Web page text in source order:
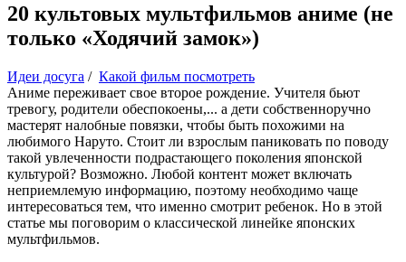
20 культовых мультфильмов аниме (не
только «Ходячий замок»)
Идеи досуга / Какой фильм посмотреть
Аниме переживает свое второе рождение. Учителя бьют
тревогу, родители обеспокоены,... а дети собственноручно
мастерят налобные повязки, чтобы быть похожими на
любимого Наруто. Стоит ли взрослым паниковать по поводу
такой увлеченности подрастающего поколения японской
культурой? Возможно. Любой контент может включать
неприемлемую информацию, поэтому необходимо чаще
интересоваться тем, что именно смотрит ребенок. Но в этой
статье мы поговорим о классической линейке японских
мультфильмов.